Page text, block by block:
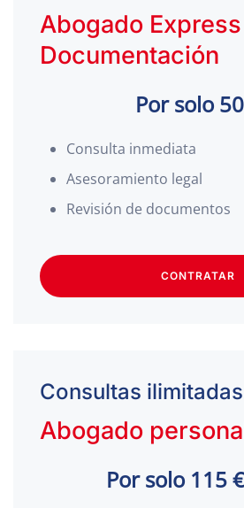
Abogado
Documentación
Por solo
Consulta inmediata
Asesoramiento legal
Revisión de documentos
CONTRATAR
Consultas ilimitadas
Abogado
Por solo 115